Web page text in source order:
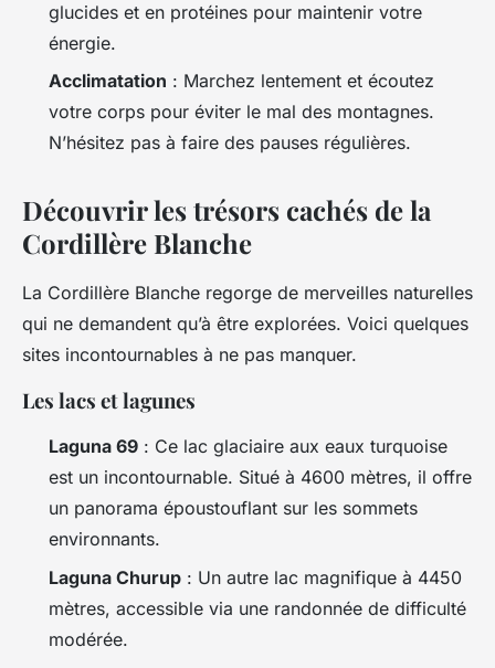
glucides et en protéines pour maintenir votre
énergie.
Acclimatation : Marchez lentement et écoutez
votre corps pour éviter le mal des montagnes.
N’hésitez pas à faire des pauses régulières.
Découvrir les trésors cachés de la
Cordillère Blanche
La Cordillère Blanche regorge de merveilles naturelles
qui ne demandent qu’à être explorées. Voici quelques
sites incontournables à ne pas manquer.
Les lacs et lagunes
Laguna 69 : Ce lac glaciaire aux eaux turquoise
est un incontournable. Situé à 4600 mètres, il offre
un panorama époustouflant sur les sommets
environnants.
Laguna Churup : Un autre lac magnifique à 4450
mètres, accessible via une randonnée de difficulté
modérée.